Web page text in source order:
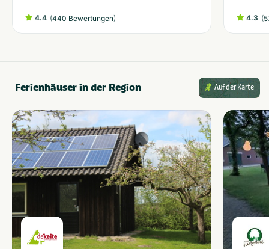
4.4 (440 Bewertungen) 4.3 (
Ferienhäuser in der Region Auf der Karte